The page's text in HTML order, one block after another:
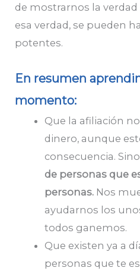
de mostrarnos la verdad
esa verdad, se pueden
potentes.
En resumen
momento:
Que la afiliación
dinero, aunque
consecuencia.
de personas que
personas.Nos
ayudarnos los
todos ganemos.
Que existen ya a
personas que te